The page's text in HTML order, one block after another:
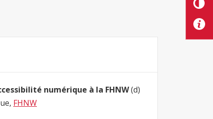
numérique à la FHNW(d)
FHNW